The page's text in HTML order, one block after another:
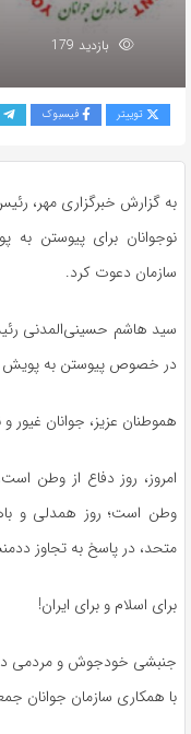
بازدید 179
توییتر فیسبوک
به گزارش خبرگزاری مهر،
نوجوانان برای پیوستن به
سازمان دعوت کرد.
سید هاشم حسینی‌المدنی
در خصوص پیوستن به پویش
هموطنان عزیز، جوانان غیور و
امروز، روز دفاع از وطن
وطن است؛ روز همدلی و
متحد، در پاسخ به تجاوز
برای اسلام و برای ایران!
جنبشی خودجوش و مردمی در
با همکاری سازمان جوانان